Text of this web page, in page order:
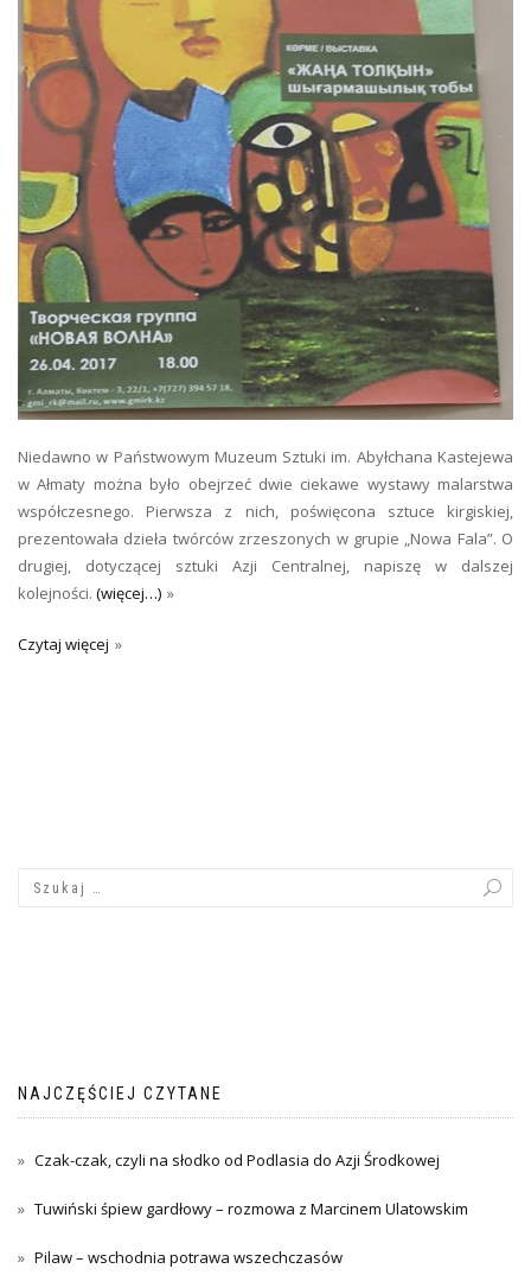
Niedawno w Państwowym Muzeum Sztuki im. Abyłchana Kastejewa
w Ałmaty można było obejrzeć dwie ciekawe wystawy malarstwa
współczesnego. Pierwsza z nich, poświęcona sztuce kirgiskiej,
prezentowała dzieła twórców zrzeszonych w grupie „Nowa Fala”. O
drugiej, dotyczącej sztuki Azji Centralnej, napiszę w dalszej
kolejności. (więcej…)
Czytaj więcej
NAJCZĘŚCIEJ CZYTANE
Czak-czak, czyli na słodko od Podlasia do Azji Środkowej
Tuwiński śpiew gardłowy – rozmowa z Marcinem Ulatowskim
Pilaw – wschodnia potrawa wszechczasów